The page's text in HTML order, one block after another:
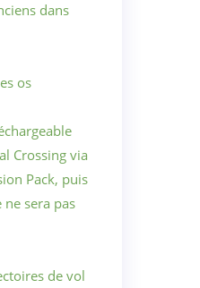
dans
os
Crossing via
Pack, puis
ne sera pas
de vol